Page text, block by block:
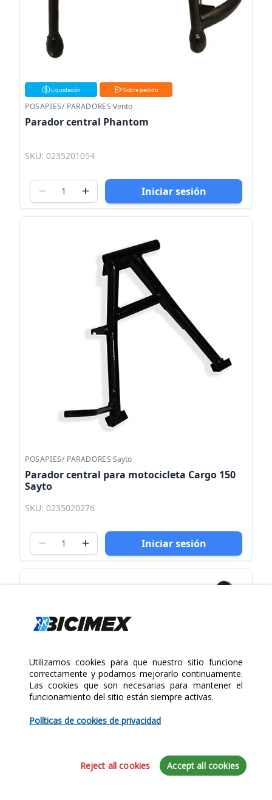
Liquidación Sobre pedido
POSAPIES/ PARADORES·Vento
Parador central Phantom
SKU: 0235201054
Iniciar sesión
POSAPIES/ PARADORES·Sayto
Parador central para motocicleta Cargo 150
Sayto
SKU: 0235020276
Iniciar sesión
Utilizamos cookies para que nuestro sitio funcione
correctamente y podamos mejorarlo continuamente.
Las cookies que son necesarias para mantener el
funcionamiento del sitio están siempre activas.
Políticas de cookies de privacidad
Reject all cookies Accept all cookies